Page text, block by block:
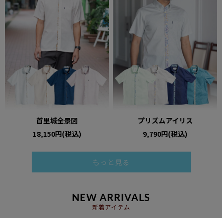
首里城全景図
18,150円(税込)
プリズムアイリス
9,790円(税込)
もっと見る
NEW ARRIVALS
新着アイテム